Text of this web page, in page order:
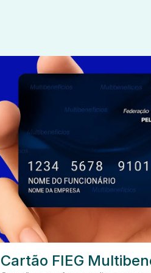
Cartão FIEG